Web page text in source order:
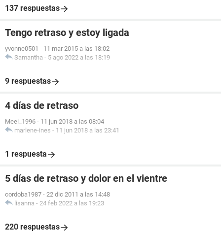
137 respuestas
Tengo retraso y estoy ligada
yvonne0501 - 11 mar 2015 a las 18:02
Samantha - 5 ago 2022 a las 18:19
9 respuestas
4 días de retraso
Meel_1996 - 11 jun 2018 a las 08:04
marlene-ines - 11 jun 2018 a las 23:41
1 respuesta
5 días de retraso y dolor en el vientre
cordoba1987 - 22 dic 2011 a las 14:48
lisanna - 24 feb 2022 a las 19:23
220 respuestas